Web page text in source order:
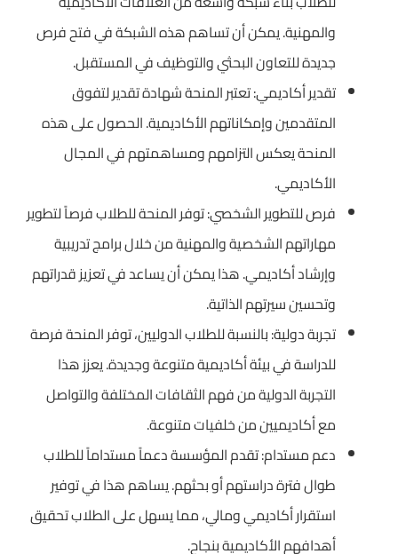
والمهنية. يمكن أن تساهم هذه الشبكة في فتح فرص
جديدة للتعاون البحثي والتوظيف في المستقبل.
تقدير أكاديمي: تعتبر المنحة شهادة تقدير لتفوق
المتقدمين وإمكاناتهم الأكاديمية. الحصول على هذه
المنحة يعكس التزامهم ومساهمتهم في المجال
الأكاديمي.
فرص للتطوير الشخصي: توفر المنحة للطلاب فرصاً لتطوير
مهاراتهم الشخصية والمهنية من خلال برامج تدريبية
وإرشاد أكاديمي. هذا يمكن أن يساعد في تعزيز قدراتهم
وتحسين سيرتهم الذاتية.
تجربة دولية: بالنسبة للطلاب الدوليين، توفر المنحة فرصة
للدراسة في بيئة أكاديمية متنوعة وجديدة. يعزز هذا
التجربة الدولية من فهم الثقافات المختلفة والتواصل
مع أكاديميين من خلفيات متنوعة.
دعم مستدام: تقدم المؤسسة دعماً مستداماً للطلاب
طوال فترة دراستهم أو بحثهم. يساهم هذا في توفير
استقرار أكاديمي ومالي، مما يسهل على الطلاب تحقيق
أهدافهم الأكاديمية بنجاح.